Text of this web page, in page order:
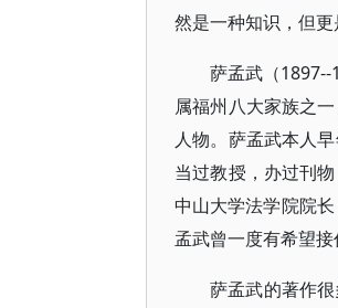
然是一种知识，但更
萨孟武（
属福州八大家族之
人物。萨孟武本人
当过教授，办过刊
中山大学法学院院
孟武曾一度有希望
萨孟武的著作